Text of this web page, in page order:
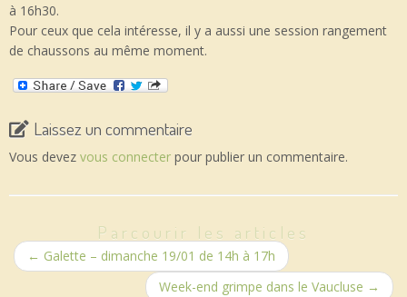
à 16h30.
Pour ceux que cela intéresse, il y a aussi une session rangement
de chaussons au même moment.
Laissez un commentaire
Vous devez vous connecter pour publier un commentaire.
Parcourir les articles
← Galette – dimanche 19/01 de 14h à 17h
Week-end grimpe dans le Vaucluse →